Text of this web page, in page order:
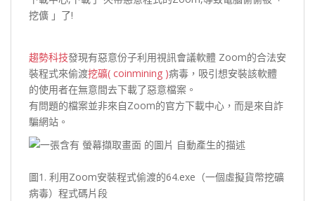
挖儣 」了!
趨勢科技發現有惡意份子利用視訊會議軟體 Zoom的合法安
裝程式來偷渡挖礦( coinmining )病毒，吸引想安裝該軟體
的使用者在無意間去下載了惡意檔案。
有問題的檔案並非來自Zoom的官方下載中心，而是來自詐
騙網站。
圖1. 利用Zoom安裝程式偷渡的64.exe（一個虛擬貨幣挖礦
病毒）程式碼片段